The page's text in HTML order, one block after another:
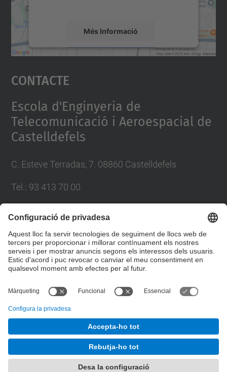
Més Informació
Accepta
powered by
Contacte
Escola d'Enginyeria de
Telecomunicació i Aeroespacial de
Castelldefels
C. Esteve Terradas, 7. 08860 Castelldefels
Tel.: 93 413 70 00
Llista Xarxes Socials
© UPCEscola d'Enginyeria de Telecomunicació i
Aeroespacial de Castelldefels
Desenvolupat amb